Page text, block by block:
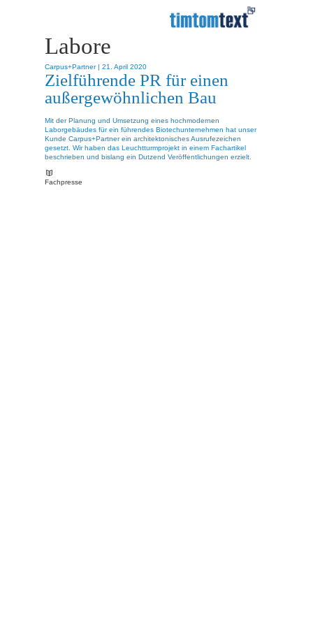
Labore
Carpus+Partner | 21. April 2020
Zielführende PR für einen
außergewöhnlichen Bau
Mit der Planung und Umsetzung eines hochmodernen
Laborgebäudes für ein führendes Biotechunternehmen hat unser
Kunde Carpus+Partner ein architektonisches Ausrufezeichen
gesetzt. Wir haben das Leuchtturmprojekt in einem Fachartikel
beschrieben und bislang ein Dutzend Veröffentlichungen erzielt.
Fachpresse